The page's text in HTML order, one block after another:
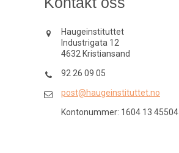
Haugeinstituttet
Industrigata 12
4632 Kristiansand
92 26 09 05
post@haugeinstituttet.no
Kontonummer: 1604 13 45504